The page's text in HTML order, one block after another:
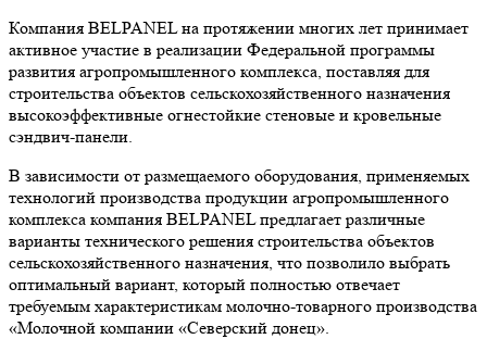
Компания BELPANEL на протяжении многих лет принимает
активное участие в реализации Федеральной программы
развития агропромышленного комплекса, поставляя для
строительства объектов сельскохозяйственного назначения
высокоэффективные огнестойкие стеновые и кровельные
сэндвич-панели.
В зависимости от размещаемого оборудования, применяемых
технологий производства продукции агропромышленного
комплекса компания BELPANEL предлагает различные
варианты технического решения строительства объектов
сельскохозяйственного назначения, что позволило выбрать
оптимальный вариант, который полностью отвечает
требуемым характеристикам молочно-товарного производства
«Молочной компании «Северский донец».